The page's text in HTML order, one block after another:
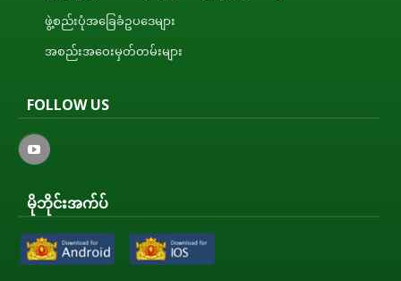
ဖွဲ့စည်းပုံအခြေခံဥပဒေများ
အစည်းအဝေးမှတ်တမ်းများ
FOLLOW US
မိုဘိုင်းအက်ပ်